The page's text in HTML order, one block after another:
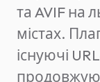
та AVIF на
містах.
існуючі